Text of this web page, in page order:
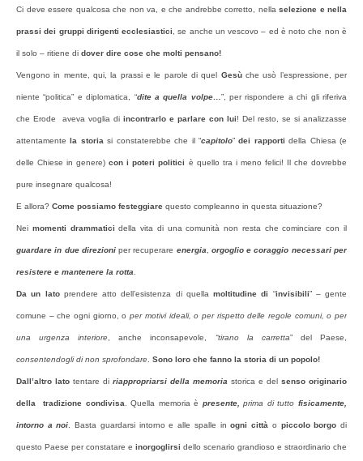
Ci deve essere qualcosa che non va, e che andrebbe corretto, nella selezione e nella
prassi dei gruppi dirigenti ecclesiastici , se anche un vescovo – ed è noto che non è
il solo – ritiene di dover dire cose che molti pensano!
Vengono in mente, qui, la prassi e le parole di quel Gesùche usò l’espressione, per
niente “politica” e diplomatica, “dite a quella volpe… ”, per rispondere a chi gli riferiva
che Erode aveva voglia di incontrarlo e parlare con lui! Del resto, se si analizzasse
attentamentela storiasi constaterebbe che il “capitolo”dei rapporti della Chiesa (e
delle Chiese in genere)con i poteri politici è quello tra i meno felici! Il che dovrebbe
pure insegnare qualcosa!
E allora? Come possiamo festeggiare questo compleanno in questa situazione?
Nei momenti drammatici della vita di una comunità non resta che cominciare con il
guardare in due direzioniper recuperare energia orgoglio e coraggio necessari per
resistere e mantenere la rotta
Da un latoprendere atto dell’esistenza di quella moltitudine di “invisibili” – gente
comune – che ogni giorno, oper motivi ideali, o per rispetto delle regole comuni, o per
una urgenza interiore , anche inconsapevole, “tirano la carretta” del Paese,
consentendogli di non sprofondare Sono loro che fanno la storia di un popolo!
Dall’altro lato tentare di riappropriarsi della memoria storica e del senso originario
della tradizione condivisa . Quella memoria è presente,prima di tutto fisicamente,
intorno a noi . Basta guardarsi intorno e alle spalle inogni città o piccolo borgo di
questo Paese per constatare e inorgoglirsi dello scenario grandioso e straordinario che